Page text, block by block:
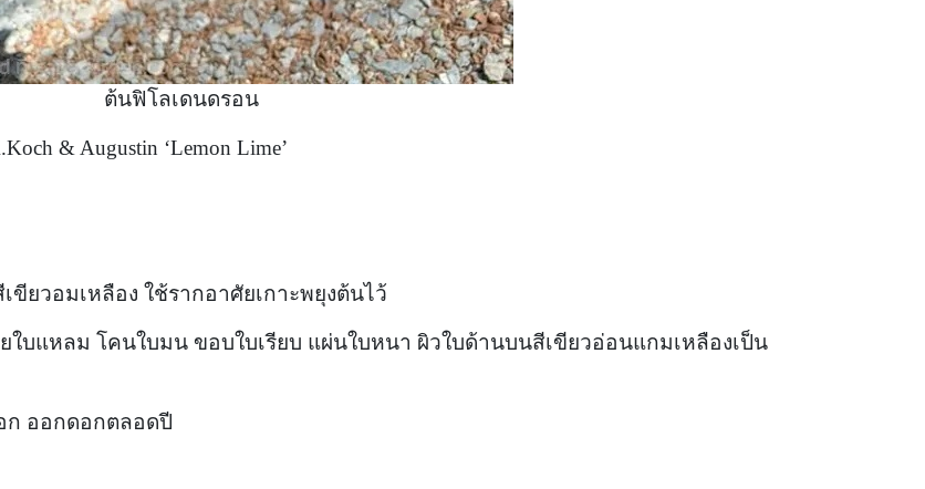
& Augustin ‘Lemon Lime’
ยวอมเหลือง ใช้รากอาศัยเกาะพยุงต้นไว้
ใบแหลม โคนใบมน ขอบใบเรียบ แผ่นใบหนา ผิวใบด้านบนสีเขียวอ่อนแกมเหลืองเป็น
ก ออกดอกตลอดปี
ต้นฟิโลเดนดรอน